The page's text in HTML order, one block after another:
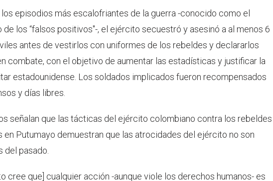
los episodios más escalofriantes de la guerra -conocido como el
de los “falsos positivos"-, el ejército secuestró y asesinó a al menos 6
antes de vestirlos con uniformes de los rebeldes y declararlos
combate, con el objetivo de aumentar las estadísticas y justificar la
estadounidense. Los soldados implicados fueron recompensados
y días libres.
señalan que las tácticas del ejército colombiano contra los rebeldes
en Putumayo demuestran que las atrocidades del ejército no son
del pasado.
cree que] cualquier acción -aunque viole los derechos humanos- es